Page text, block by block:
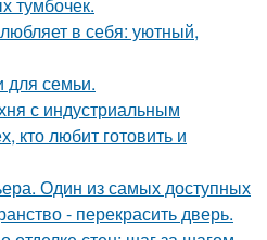
в себя: уютный,
для семьи.
с индустриальным
кто любит готовить и
Один из самых доступных
- перекрасить дверь.